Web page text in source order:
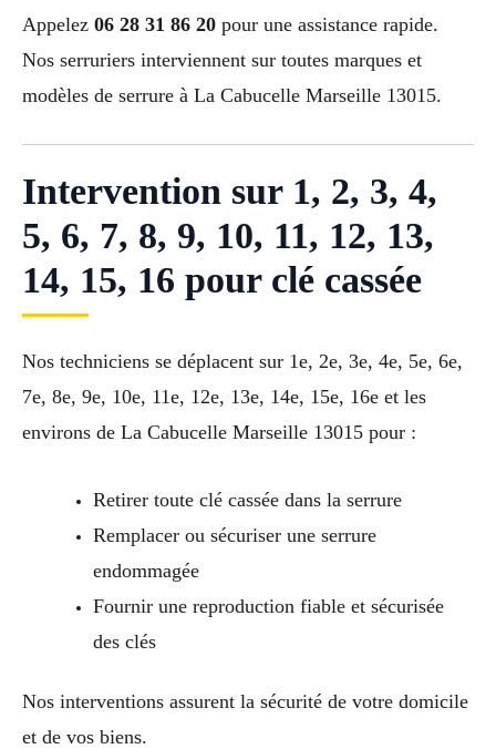
Appelez 06 28 31 86 20 pour une assistance rapide.
Nos serruriers interviennent sur toutes marques et
modèles de serrure à La Cabucelle Marseille 13015.
Intervention sur 1, 2, 3, 4,
5, 6, 7, 8, 9, 10, 11, 12, 13,
14, 15, 16 pour clé cassée
Nos techniciens se déplacent sur 1e, 2e, 3e, 4e, 5e, 6e,
7e, 8e, 9e, 10e, 11e, 12e, 13e, 14e, 15e, 16e et les
environs de La Cabucelle Marseille 13015 pour :
Retirer toute clé cassée dans la serrure
Remplacer ou sécuriser une serrure
endommagée
Fournir une reproduction fiable et sécurisée
des clés
Nos interventions assurent la sécurité de votre domicile
et de vos biens.